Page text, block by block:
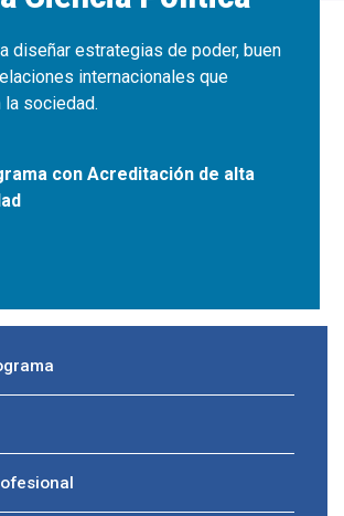
diseñar estrategias de poder, buen
internacionales que
sociedad.
con Acreditación de alta